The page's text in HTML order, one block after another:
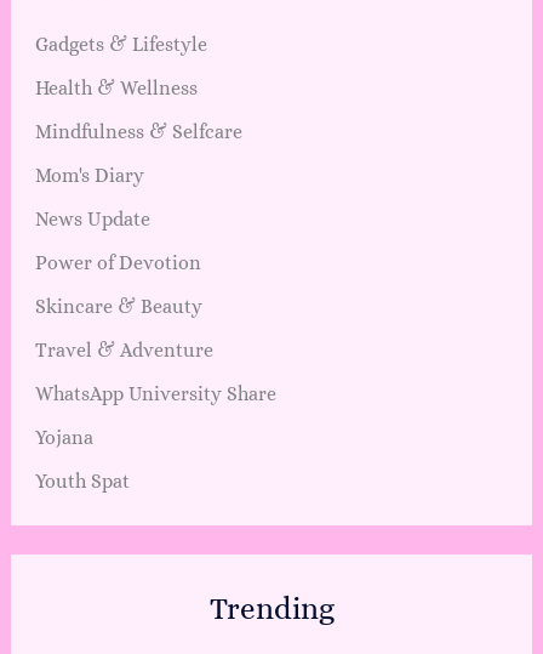
Gadgets & Lifestyle
Health & Wellness
Mindfulness & Selfcare
Mom's Diary
News Update
Power of Devotion
Skincare & Beauty
Travel & Adventure
WhatsApp University Share
Yojana
Youth Spat
Trending